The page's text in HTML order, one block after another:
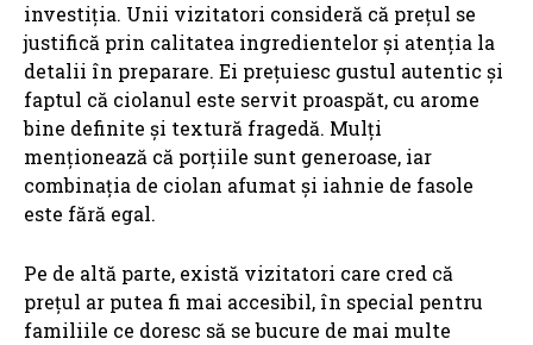
investiția. Unii vizitatori consideră că prețul se
justifică prin calitatea ingredientelor și atenția la
detalii în preparare. Ei prețuiesc gustul autentic și
faptul că ciolanul este servit proaspăt, cu arome
bine definite și textură fragedă. Mulți
menționează că porțiile sunt generoase, iar
combinația de ciolan afumat și iahnie de fasole
este fără egal.
Pe de altă parte, există vizitatori care cred că
prețul ar putea fi mai accesibil, în special pentru
familiile ce doresc să se bucure de mai multe